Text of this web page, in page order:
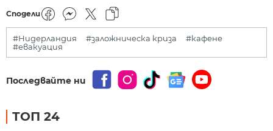
Сподели
#Нидерландия #заложническа криза
#кафене
#евакуация
Последвайте ни
ТОП 24